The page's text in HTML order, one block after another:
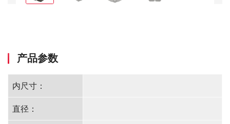
产品参数
内尺寸：
直径：